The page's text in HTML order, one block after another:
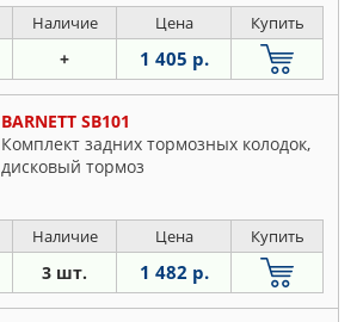
Наличие Цена Купить
+ 1 405 р.
BARNETT SB101
Комплект задних тормозных колодок,
дисковый тормоз
Наличие Цена Купить
3 шт. 1 482 р.